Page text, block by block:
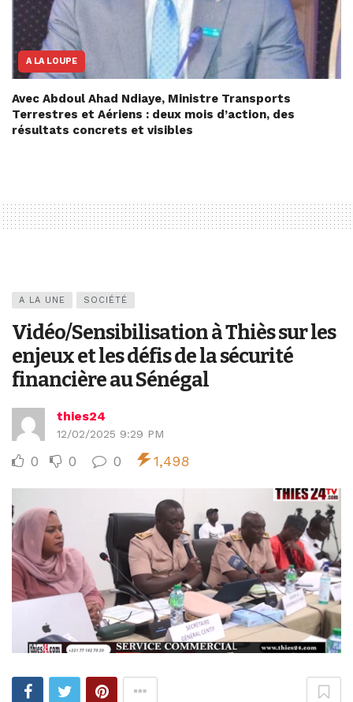
A LA LOUPE
Avec Abdoul Ahad Ndiaye, Ministre Transports
Terrestres et Aériens : deux mois d’action, des
résultats concrets et visibles
A LA UNE SOCIÉTÉ
Vidéo/Sensibilisation à Thiès sur les
enjeux et les défis de la sécurité
financière au Sénégal
thies24
12/02/2025 9:29 PM
0 0 0 1,498